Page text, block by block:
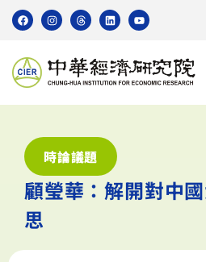
時論議題
顧瑩華：解開對中
思